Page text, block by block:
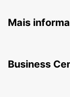
Mais
Business